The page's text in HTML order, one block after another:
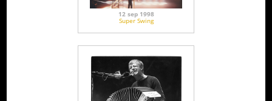
12 sep 1998
Super Swing